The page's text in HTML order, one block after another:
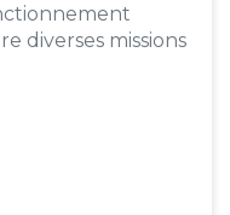
diverses missions